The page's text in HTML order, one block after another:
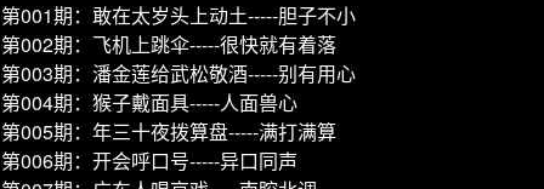
第001期：敢在太岁头上动土-----胆子不小
第002期：飞机上跳伞-----很快就有着落
第003期：潘金莲给武松敬酒-----别有用心
第004期：猴子戴面具-----人面兽心
第005期：年三十夜拨算盘-----满打满算
第006期：开会呼口号-----异口同声